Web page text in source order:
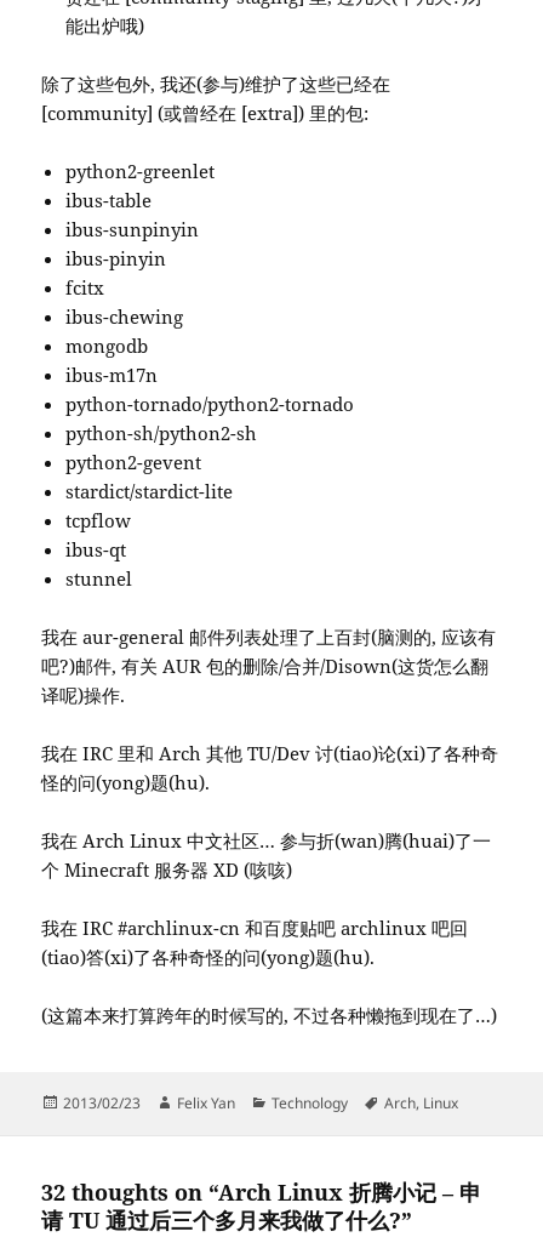
能出炉哦)
除了这些包外, 我还(参与)维护了这些已经在
[community] (或曾经在 [extra]) 里的包:
python2-greenlet
ibus-table
ibus-sunpinyin
ibus-pinyin
fcitx
ibus-chewing
mongodb
ibus-m17n
python-tornado/python2-tornado
python-sh/python2-sh
python2-gevent
stardict/stardict-lite
tcpflow
ibus-qt
stunnel
我在 aur-general 邮件列表处理了上百封(脑测的, 应该有
吧?)邮件, 有关 AUR 包的删除/合并/Disown(这货怎么翻
译呢)操作.
我在 IRC 里和 Arch 其他 TU/Dev 讨(tiao)论(xi)了各种奇
怪的问(yong)题(hu).
我在 Arch Linux 中文社区… 参与折(wan)腾(huai)了一
个 Minecraft 服务器 XD (咳咳)
我在 IRC #archlinux-cn 和百度贴吧 archlinux 吧回
(tiao)答(xi)了各种奇怪的问(yong)题(hu).
(这篇本来打算跨年的时候写的, 不过各种懒拖到现在了…)
Posted
2013/02/23 Author
Felix Yan Categories
Technology Tags
Arch, Linux
32 thoughts on “Arch Linux 折腾小记 – 申
请 TU 通过后三个多月来我做了什么?”